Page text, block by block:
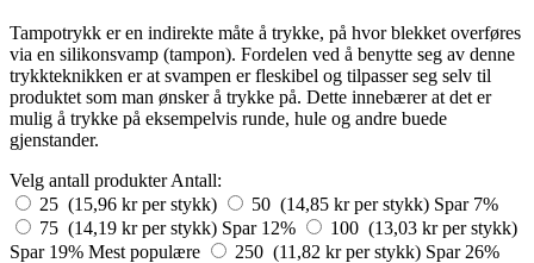
Tampotrykk er en indirekte måte å trykke, på hvor blekket overføres
via en silikonsvamp (tampon). Fordelen ved å benytte seg av denne
trykkteknikken er at svampen er fleskibel og tilpasser seg selv til
produktet som man ønsker å trykke på. Dette innebærer at det er
mulig å trykke på eksempelvis runde, hule og andre buede
gjenstander.
Velg antall produkter Antall:
25 (15,96 kr per stykk)
50 (14,85 kr per stykk) Spar 7%
75 (14,19 kr per stykk) Spar 12%
100 (13,03 kr per stykk)
Spar 19% Mest populære 250 (11,82 kr per stykk) Spar 26%